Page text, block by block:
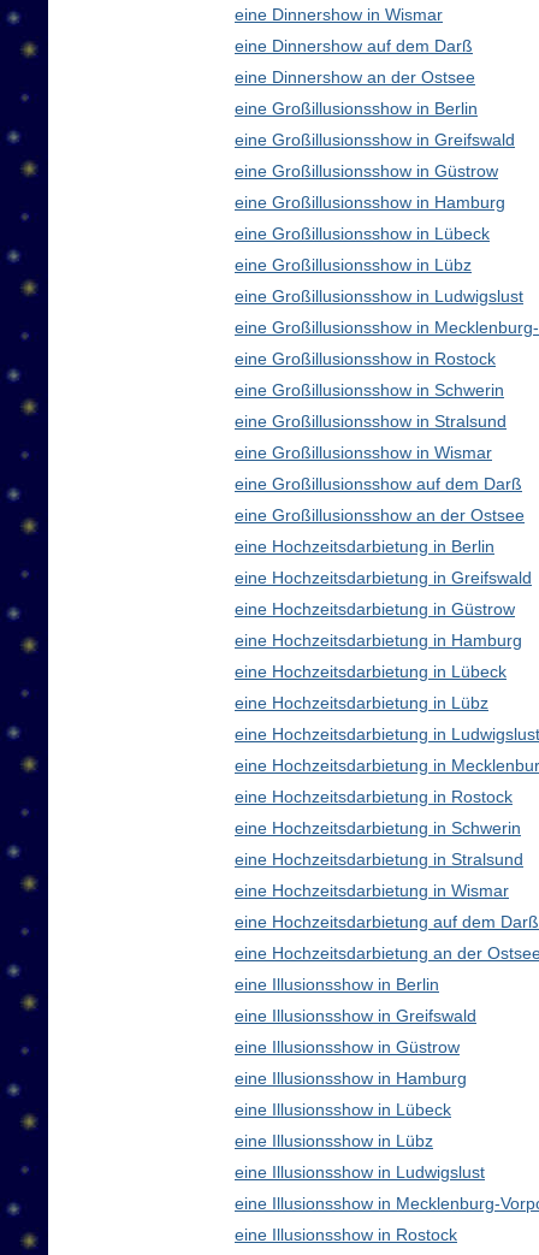
eine Dinnershow in Wismar
eine Dinnershow auf dem Darß
eine Dinnershow an der Ostsee
eine Großillusionsshow in Berlin
eine Großillusionsshow in Greifswald
eine Großillusionsshow in Güstrow
eine Großillusionsshow in Hamburg
eine Großillusionsshow in Lübeck
eine Großillusionsshow in Lübz
eine Großillusionsshow in Ludwigslust
eine Großillusionsshow in
eine Großillusionsshow in Rostock
eine Großillusionsshow in Schwerin
eine Großillusionsshow in Stralsund
eine Großillusionsshow in Wismar
eine Großillusionsshow auf dem Darß
eine Großillusionsshow an der Ostsee
eine Hochzeitsdarbietung in Berlin
eine Hochzeitsdarbietung in Greifswald
eine Hochzeitsdarbietung in Güstrow
eine Hochzeitsdarbietung in Hamburg
eine Hochzeitsdarbietung in Lübeck
eine Hochzeitsdarbietung in Lübz
eine Hochzeitsdarbietung in Ludwigslust
eine Hochzeitsdarbietung in
eine Hochzeitsdarbietung in Rostock
eine Hochzeitsdarbietung in Schwerin
eine Hochzeitsdarbietung in Stralsund
eine Hochzeitsdarbietung in Wismar
eine Hochzeitsdarbietung auf dem Darß
eine Hochzeitsdarbietung an der
eine Illusionsshow in Berlin
eine Illusionsshow in Greifswald
eine Illusionsshow in Güstrow
eine Illusionsshow in Hamburg
eine Illusionsshow in Lübeck
eine Illusionsshow in Lübz
eine Illusionsshow in Ludwigslust
eine Illusionsshow in Mecklenburg-
eine Illusionsshow in Rostock